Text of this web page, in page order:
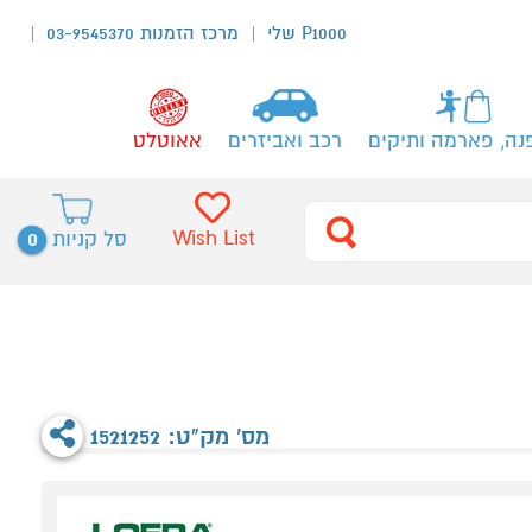
P1000 שלי מרכז הזמנות 03-9545370
פארמה ותיקים רכב ואביזרים אאוטלט
סל קניות 0 Wish List
מס' מק"ט: 1521252